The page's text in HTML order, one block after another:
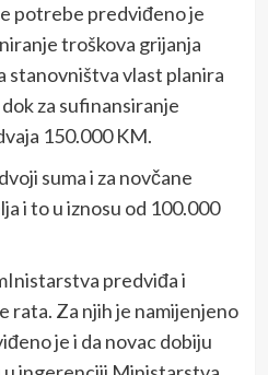
potrebe predviđeno je
troškova grijanja
stanovništva vlast planira
za sufinansiranje
150.000 KM.
suma i za novčane
i to u iznosu od 100.000
predviđa i
rata. Za njih je namijenjeno
je i da novac dobiju